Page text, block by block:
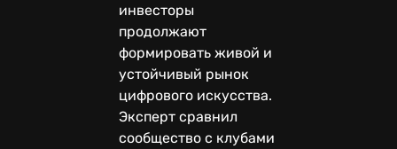
инвесторы
продолжают
формировать живой и
устойчивый рынок
цифрового искусства.
Эксперт сравнил
сообщество с клубами